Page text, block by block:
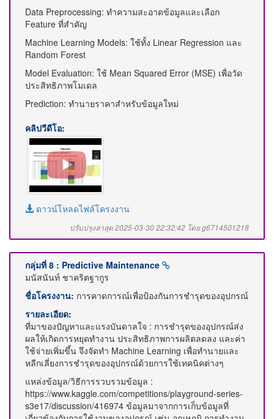
Data Preprocessing: ทำความสะอาดข้อมูลและเลือก
Feature ที่สำคัญ
Machine Learning Models: ใช้ทั้ง Linear Regression และ
Random Forest
Model Evaluation: ใช้ Mean Squared Error (MSE) เพื่อวัด
ประสิทธิภาพโมเดล
Prediction: ทำนายราคาสำหรับข้อมูลใหม่
คลิปวีดีโอ:
ดาวน์โหลดไฟล์โครงงาน
ปรับปรุงล่าสุด 2025-03-30 22:32:42 โดย g6714501218
กลุ่มที่ 8 : Predictive Maintenance
มนัสนันท์ ชาคริตฐากูร
ชื่อโครงงาน: การคาดการณ์เพื่อป้องกันการชำรุดของอุปกรณ์
รายละเอียด:
ที่มาของปัญหาและแรงบันดาลใจ : การชำรุดของอุปกรณ์ส่ง
ผลให้เกิดการหยุดทำงาน ประสิทธิภาพการผลิตลดลง และค่า
ใช้จ่ายเพิ่มขึ้น จึงจัดทำ Machine Learning เพื่อทำนายและ
หลีกเลี่ยงการชำรุดของอุปกรณ์ด้วยการใช้เทคนิคต่างๆ
แหล่งข้อมูล/วิธีการรวบรวมข้อมูล :
https://www.kaggle.com/competitions/playground-series-
s3e17/discussion/416974 ข้อมูลมาจากการเก็บข้อมูลที่